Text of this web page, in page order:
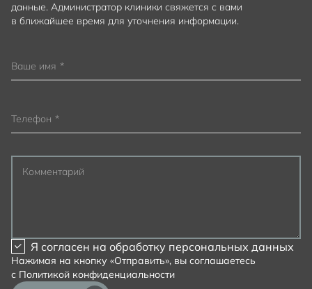
данные. Администратор клиники свяжется с вами
в ближайшее время для уточнения информации.
Ваше имя *
Телефон *
Комментарий
Я согласен на обработку персональных данных
Нажимая на кнопку «Отправить», вы соглашаетесь
с Политикой конфиденциальности